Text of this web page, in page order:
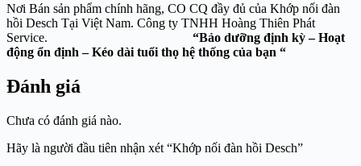
Nơi Bán sản phẩm chính hãng, CO CQ đầy đủ của Khớp nối đàn
hồi Desch Tại Việt Nam. Công ty TNHH Hoàng Thiên Phát
Service.
“Bảo dưỡng định kỳ – Hoạt
động ổn định – Kéo dài tuổi thọ hệ thống của bạn “
Đánh giá
Chưa có đánh giá nào.
Hãy là người đầu tiên nhận xét “Khớp nối đàn hồi Desch”